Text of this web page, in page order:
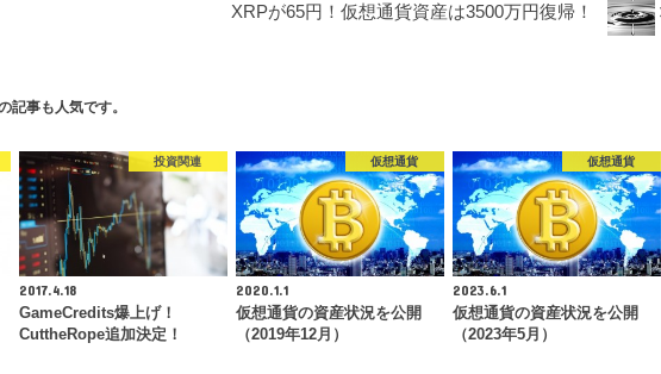
XRPが65円！仮想通貨資産は3500万円復帰！
記事も人気です。
投資関連
2017.4.18
GameCredits爆上げ！
CuttheRope追加決定！
仮想通貨
2020.1.1
仮想通貨の資産状況を公開
（2019年12月）
仮想通貨
2023.6.1
仮想通貨の資産状況を公開
（2023年5月）